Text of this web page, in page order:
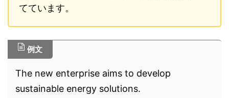
てています。
例文
The new enterprise aims to develop
sustainable energy solutions.